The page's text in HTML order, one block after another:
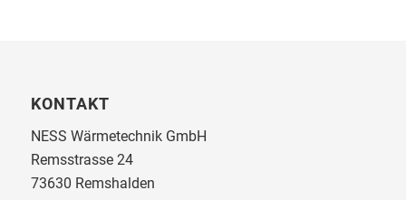
KONTAKT
NESS Wärmetechnik GmbH
Remsstrasse 24
73630 Remshalden